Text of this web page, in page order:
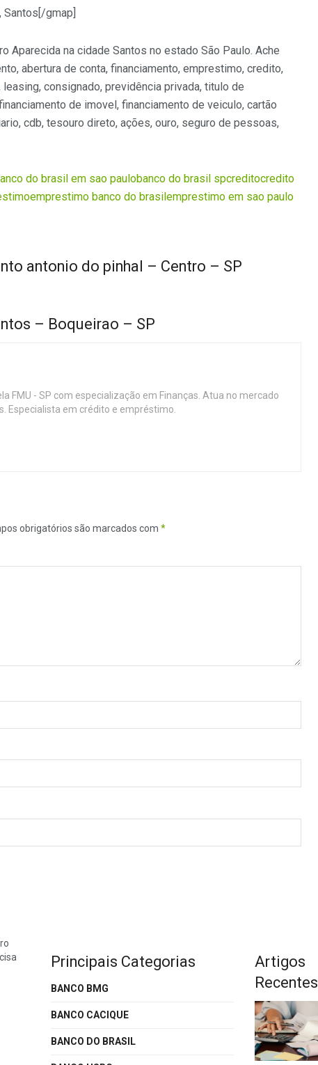
gmap]
Aparecida na cidade Santos no estado São Paulo. Ache
abertura de conta, financiamento, emprestimo, credito,
consignado, previdência privada, titulo de
de imovel, financiamento de veiculo, cartão
cdb, tesouro direto, ações, ouro, seguro de pessoas,
do brasil em sao paulobanco do brasil spcreditocredito
emprestimo banco do brasil emprestimo em sao paulo
antonio do pinhal – Centro – SP
– Boqueirao – SP
FMU - SP com especialização em Finanças. Atua no mercado
Especialista em crédito e empréstimo.
obrigatórios são marcados com *
Principais Categorias
BANCO BMG
BANCO CACIQUE
BANCO DO BRASIL
Artigos
Recentes